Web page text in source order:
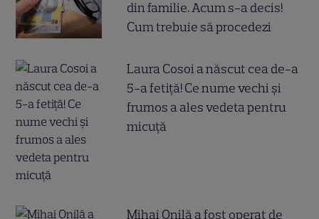
din familie. Acum s-a decis!
Cum trebuie să procedezi
Laura Cosoi a născut cea de-a
5-a fetiță! Ce nume vechi și
frumos a ales vedeta pentru
micuță
Mihai Onilă a fost operat de